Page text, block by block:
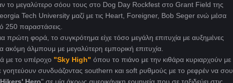
το μεγαλύτερο σόου τους στο Dog Day Rockfest στο Grant Field της
Tech University μαζί με τις Heart, Foreigner, Bob Seger ενώ μέσα
250 παραστάσεις.
φορά, το συγκρότημα είχε τόσο μεγάλη επιτυχία με αυξημένες
άλμπουμ με μεγαλύτερη εμπορική επιτυχία.
με το υπέροχο "Sky High" όπου το πιάνο με την κιθάρα κυριαρχούν με
συνδυάζοντας southern και soft ρυθμούς με το ρεφρέν να σου